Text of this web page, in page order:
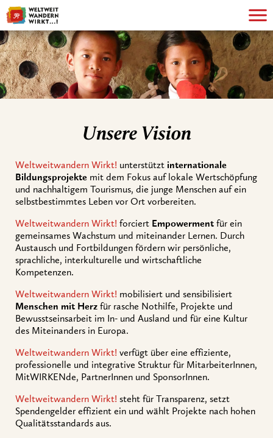
Unsere Vision
Weltweitwandern Wirkt! unterstützt internationale
Bildungsprojekte mit dem Fokus auf lokale Wertschöpfung
und nachhaltigem Tourismus, die junge Menschen auf ein
selbstbestimmtes Leben vor Ort vorbereiten.
Weltweitwandern Wirkt! forciert Empowerment für ein
gemeinsames Wachstum und miteinander Lernen. Durch
Austausch und Fortbildungen fördern wir persönliche,
sprachliche, interkulturelle und wirtschaftliche
Kompetenzen.
Weltweitwandern Wirkt! mobilisiert und sensibilisiert
Menschen mit Herz für rasche Nothilfe, Projekte und
Bewusstseinsarbeit im In- und Ausland und für eine Kultur
des Miteinanders in Europa.
Weltweitwandern Wirkt! verfügt über eine effiziente,
professionelle und integrative Struktur für MitarbeiterInnen,
MitWIRKENde, PartnerInnen und SponsorInnen.
Weltweitwandern Wirkt! steht für Transparenz, setzt
Spendengelder effizient ein und wählt Projekte nach hohen
Qualitätsstandards aus.